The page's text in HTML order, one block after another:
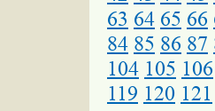
63 64 65 66
84 85 86 87
104 105 106
119 120 121